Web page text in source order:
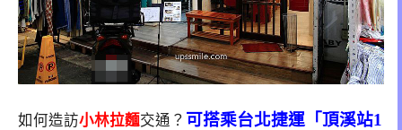
如何造訪小林拉麵交通？ 可搭乘台北捷運「頂溪站1